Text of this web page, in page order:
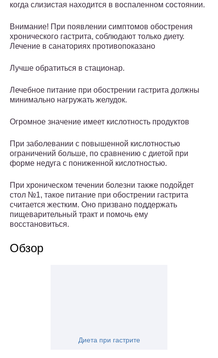
когда слизистая находится в воспаленном состоянии.
Внимание! При появлении симптомов обострения
хронического гастрита, соблюдают только диету.
Лечение в санаториях противопоказано
Лучше обратиться в стационар.
Лечебное питание при обострении гастрита должны
минимально нагружать желудок.
Огромное значение имеет кислотность продуктов
При заболевании с повышенной кислотностью
ограничений больше, по сравнению с диетой при
форме недуга с пониженной кислотностью.
При хроническом течении болезни также подойдет
стол №1, такое питание при обострении гастрита
считается жестким. Оно призвано поддержать
пищеварительный тракт и помочь ему
восстановиться.
Обзор
Диета при гастрите